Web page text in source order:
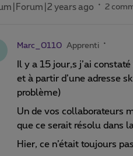
years ago 2
Marc_0110 Apprenti
Il y a 15 jour,s j’ai
et à partir d’une adresse
problème)
Un de vos collaborateurs
que ce serait résolu dans
Hier, ce n’était toujours